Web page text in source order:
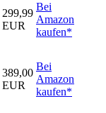
299,99
EUR
Bei
Amazon
kaufen*
389,00
EUR
Bei
Amazon
kaufen*